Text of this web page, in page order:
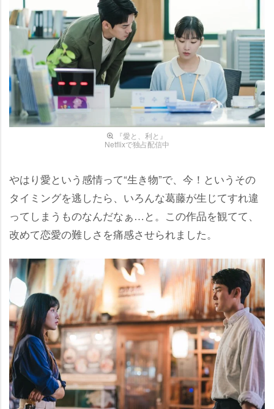
『愛と、利と』
Netflixで独占配信中
はり愛という感情って“生き物”で、今！というその
タイミングを逃したら、いろんな葛藤が生じてすれ違
ってしまうものなんだなぁ…と。この作品を観てて、
改めて恋愛の難しさを痛感させられました。